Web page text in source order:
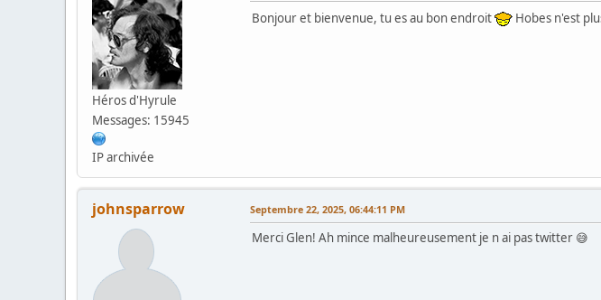
Héros d'Hyrule
Messages: 15945
IP archivée
Bonjour et bienvenue, tu es au bon endroit Hobes n'est
johnsparrow Septembre 22, 2025, 06:44:11 PM
Merci Glen! Ah mince malheureusement je n ai pas twitter 😅